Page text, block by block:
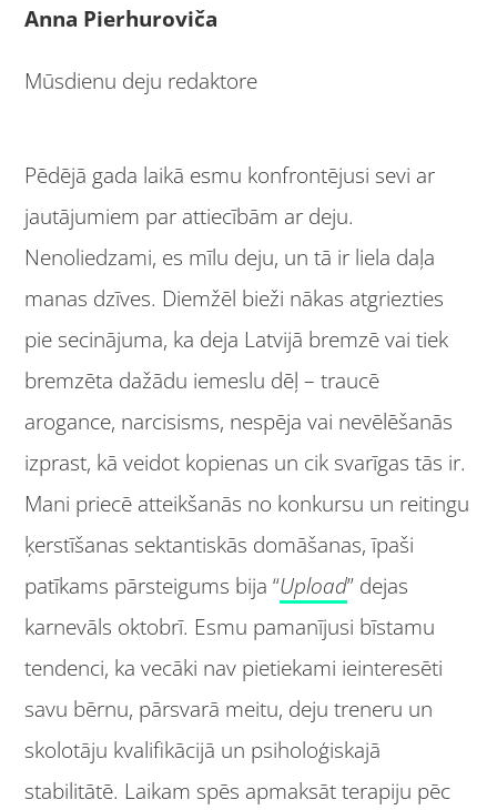
Anna Pierhuroviča
Mūsdienu deju redaktore
Pēdējā gada laikā esmu konfrontējusi sevi ar
jautājumiem par attiecībām ar deju.
Nenoliedzami, es mīlu deju, un tā ir liela daļa
manas dzīves. Diemžēl bieži nākas atgriezties
pie secinājuma, ka deja Latvijā bremzē vai tiek
bremzēta dažādu iemeslu dēļ – traucē
arogance, narcisisms, nespēja vai nevēlēšanās
izprast, kā veidot kopienas un cik svarīgas tās ir.
Mani priecē atteikšanās no konkursu un reitingu
ķerstīšanas sektantiskās domāšanas, īpaši
patīkams pārsteigums bija “Upload” dejas
karnevāls oktobrī. Esmu pamanījusi bīstamu
tendenci, ka vecāki nav pietiekami ieinteresēti
savu bērnu, pārsvarā meitu, deju treneru un
skolotāju kvalifikācijā un psiholoģiskajā
stabilitātē. Laikam spēs apmaksāt terapiju pēc